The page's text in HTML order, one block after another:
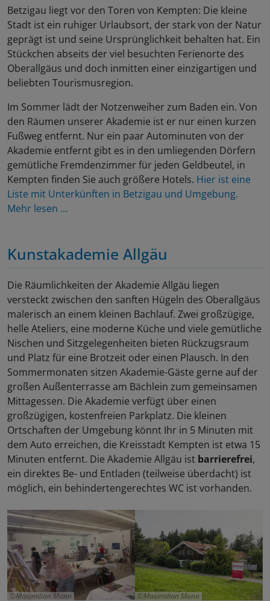
Betzigau liegt vor den Toren von Kempten: Die kleine
Stadt ist ein ruhiger Urlaubsort, der stark von der Natur
geprägt ist und seine Ursprünglichkeit behalten hat. Ein
Stückchen abseits der viel besuchten Ferienorte des
Oberallgäus und doch inmitten einer einzigartigen und
beliebten Tourismusregion.
Im Sommer lädt der Notzenweiher zum Baden ein. Von
den Räumen unserer Akademie ist er nur einen kurzen
Fußweg entfernt. Nur ein paar Autominuten von der
Akademie entfernt gibt es in den umliegenden Dörfern
gemütliche Fremdenzimmer für jeden Geldbeutel, in
Kempten finden Sie auch größere Hotels. Hier ist eine
Liste mit Unterkünften in Betzigau und Umgebung.
Mehr lesen ...
Kunstakademie Allgäu
Die Räumlichkeiten der Akademie Allgäu liegen
versteckt zwischen den sanften Hügeln des Oberallgäus
malerisch an einem kleinen Bachlauf. Zwei großzügige,
helle Ateliers, eine moderne Küche und viele gemütliche
Nischen und Sitzgelegenheiten bieten Rückzugsraum
und Platz für eine Brotzeit oder einen Plausch. In den
Sommermonaten sitzen Akademie-Gäste gerne auf der
großen Außenterrasse am Bächlein zum gemeinsamen
Mittagessen. Die Akademie verfügt über einen
großzügigen, kostenfreien Parkplatz. Die kleinen
Ortschaften der Umgebung könnt Ihr in 5 Minuten mit
dem Auto erreichen, die Kreisstadt Kempten ist etwa 15
Minuten entfernt. Die Akademie Allgäu ist barrierefrei,
ein direktes Be- und Entladen (teilweise überdacht) ist
möglich, ein behindertengerechtes WC ist vorhanden.
Maximilian Mann Maximilian Mann